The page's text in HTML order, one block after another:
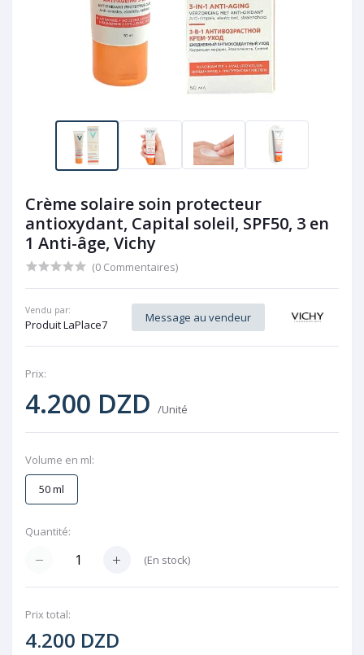
Crème solaire soin protecteur
antioxydant, Capital soleil, SPF50, 3 en
1 Anti-âge, Vichy
(0 Commentaires)
Vendu par:
Produit LaPlace7
Message au vendeur
Prix:
4.200 DZD /Unité
Volume en ml:
50 ml
Quantité:
(En stock)
Prix ​​total:
4.200 DZD